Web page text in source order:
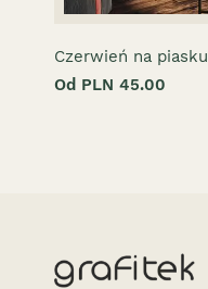
Czerwień na piasku
Od PLN 45.00